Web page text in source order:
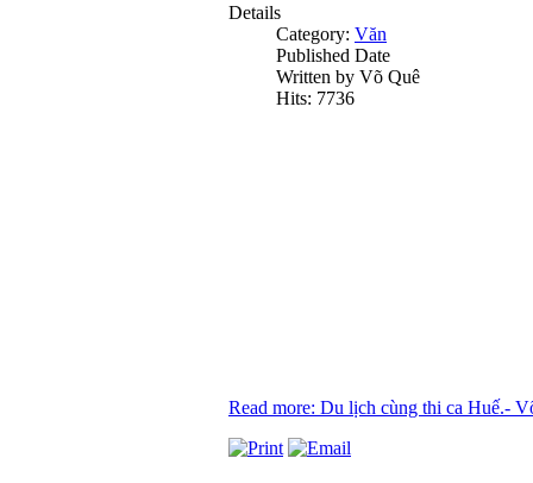
Details
Category: Văn
Published Date
Written by Võ Quê
Hits: 7736
Read more: Du lịch cùng thi ca Huế.-